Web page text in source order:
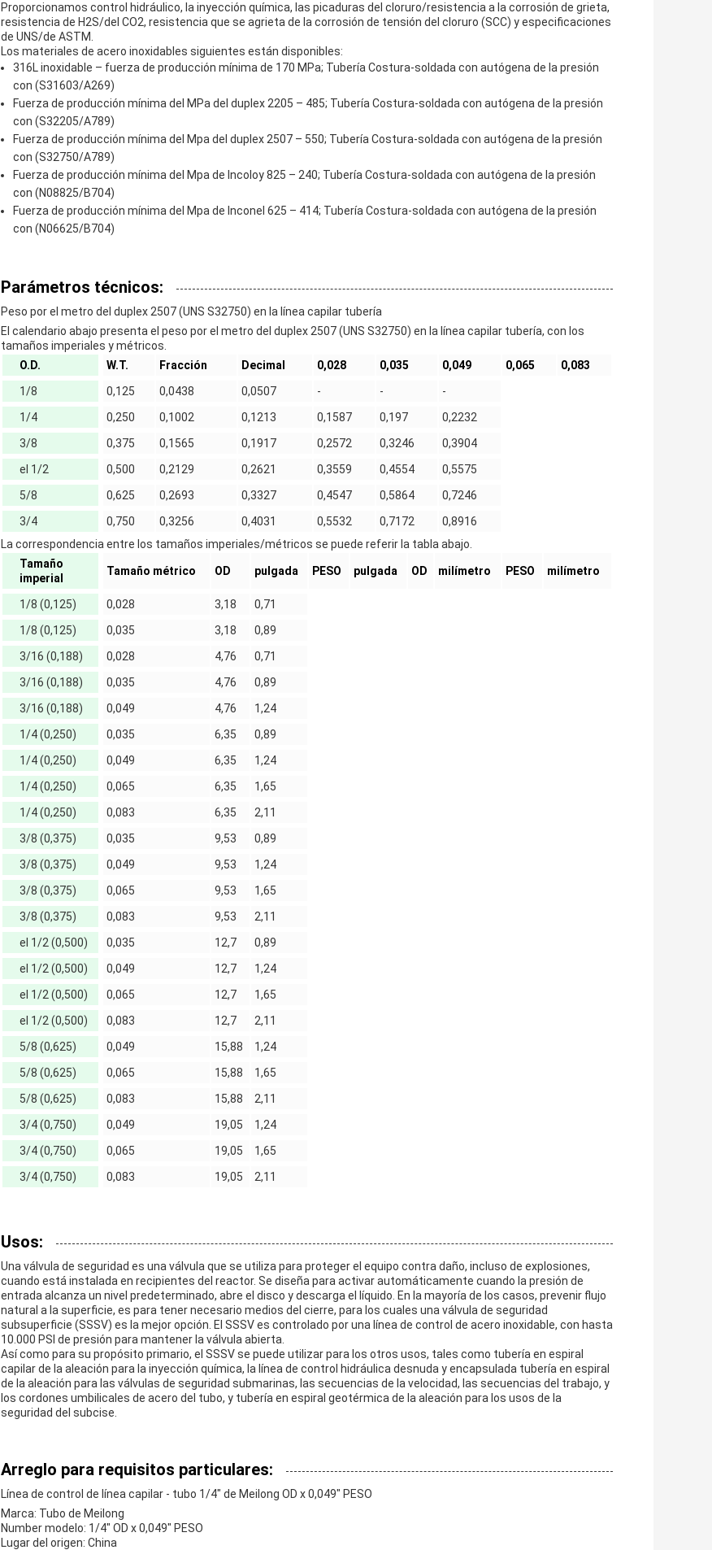
Proporcionamos control hidráulico, la inyección química, las picaduras del cloruro/resistencia a la corrosión de grieta,
resistencia de H2S/del CO2, resistencia que se agrieta de la corrosión de tensión del cloruro (SCC) y especificaciones
de UNS/de ASTM.
Los materiales de acero inoxidables siguientes están disponibles:
316L inoxidable – fuerza de producción mínima de 170 MPa; Tubería Costura-soldada con autógena de la presión
con (S31603/A269)
Fuerza de producción mínima del MPa del duplex 2205 – 485; Tubería Costura-soldada con autógena de la presión
con (S32205/A789)
Fuerza de producción mínima del Mpa del duplex 2507 – 550; Tubería Costura-soldada con autógena de la presión
con (S32750/A789)
Fuerza de producción mínima del Mpa de Incoloy 825 – 240; Tubería Costura-soldada con autógena de la presión
con (N08825/B704)
Fuerza de producción mínima del Mpa de Inconel 625 – 414; Tubería Costura-soldada con autógena de la presión
con (N06625/B704)
Parámetros técnicos:
Peso por el metro del duplex 2507 (UNS S32750) en la línea capilar tubería
El calendario abajo presenta el peso por el metro del duplex 2507 (UNS S32750) en la línea capilar tubería, con los
tamaños imperiales y métricos.
O.D.
W.T. Fracción Decimal 0,028 0,035 0,049 0,065
0,083
1/8
0,125 0,0438 0,0507 - -
-
1/4
0,250 0,1002 0,1213 0,1587 0,197
0,2232
3/8
0,375 0,1565 0,1917 0,2572 0,3246
0,3904
el 1/2
0,500 0,2129 0,2621 0,3559 0,4554
0,5575
5/8
0,625 0,2693 0,3327 0,4547 0,5864
0,7246
3/4
0,750 0,3256 0,4031 0,5532 0,7172
0,8916
La correspondencia entre los tamaños imperiales/métricos se puede referir la tabla abajo.
Tamaño
imperial
Tamaño métrico OD pulgada PESO pulgada OD milímetro PESO milímetro
1/8 (0,125) 0,028 3,18
0,71
1/8 (0,125)
0,035 3,18
0,89
3/16 (0,188)
0,028 4,76
0,71
3/16 (0,188)
0,035 4,76
0,89
3/16 (0,188)
0,049 4,76
1,24
1/4 (0,250)
0,035 6,35
0,89
1/4 (0,250)
0,049 6,35
1,24
1/4 (0,250)
0,065 6,35
1,65
1/4 (0,250)
0,083 6,35
2,11
3/8 (0,375)
0,035 9,53
0,89
3/8 (0,375)
0,049 9,53
1,24
3/8 (0,375)
0,065 9,53
1,65
3/8 (0,375)
0,083 9,53
2,11
el 1/2 (0,500)
0,035 12,7
0,89
el 1/2 (0,500)
0,049 12,7
1,24
el 1/2 (0,500)
0,065 12,7
1,65
el 1/2 (0,500)
0,083 12,7
2,11
5/8 (0,625)
0,049 15,88
1,24
5/8 (0,625)
0,065 15,88
1,65
5/8 (0,625)
0,083 15,88
2,11
3/4 (0,750)
0,049 19,05
1,24
3/4 (0,750)
0,065 19,05
1,65
3/4 (0,750)
0,083 19,05 2,11
Usos:
Una válvula de seguridad es una válvula que se utiliza para proteger el equipo contra daño, incluso de explosiones,
cuando está instalada en recipientes del reactor. Se diseña para activar automáticamente cuando la presión de
entrada alcanza un nivel predeterminado, abre el disco y descarga el líquido. En la mayoría de los casos, prevenir flujo
natural a la superficie, es para tener necesario medios del cierre, para los cuales una válvula de seguridad
subsuperficie (SSSV) es la mejor opción. El SSSV es controlado por una línea de control de acero inoxidable, con hasta
10.000 PSI de presión para mantener la válvula abierta.
Así como para su propósito primario, el SSSV se puede utilizar para los otros usos, tales como tubería en espiral
capilar de la aleación para la inyección química, la línea de control hidráulica desnuda y encapsulada tubería en espiral
de la aleación para las válvulas de seguridad submarinas, las secuencias de la velocidad, las secuencias del trabajo, y
los cordones umbilicales de acero del tubo, y tubería en espiral geotérmica de la aleación para los usos de la
seguridad del subcise.
Arreglo para requisitos particulares:
Línea de control de línea capilar - tubo 1/4" de Meilong OD x 0,049" PESO
Marca: Tubo de Meilong
Number modelo: 1/4" OD x 0,049" PESO
Lugar del origen: China